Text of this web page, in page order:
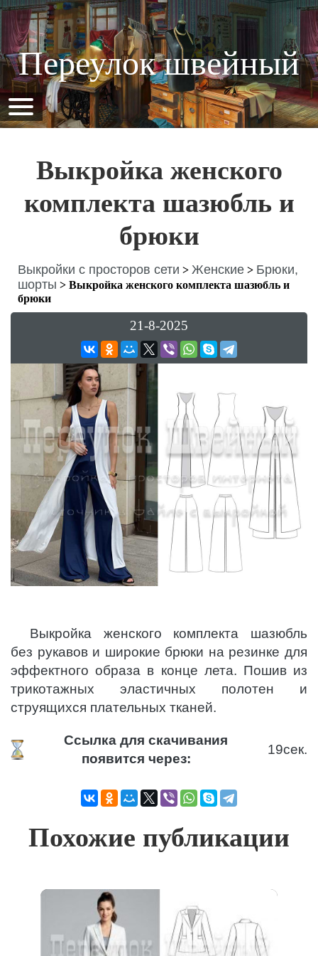
Переулок швейный
Выкройка женского
комплекта шазюбль и
брюки
Выкройки с просторов сети > Женские > Брюки,
шорты > Выкройка женского комплекта шазюбль и
брюки
21-8-2025
Выкройка женского комплекта шазюбль
без рукавов и широкие брюки на резинке для
эффектного образа в конце лета. Пошив из
трикотажных эластичных полотен и
струящихся плательных тканей.
Ссылка для скачивания
появится через:
19сек.
Похожие публикации